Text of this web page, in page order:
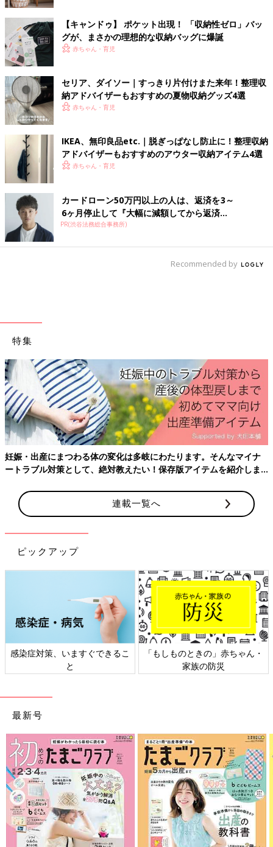
無印良品のワイヤーバスケットにトイレットペーパ
ーを収納！
り、シンプルでおしゃれな収納方法ですね。
イザー厳選。収納アイテムTOP５
インスタグラムのフォロワーが23万人超えの
shiroiro.homeさんは、100均などの身近なお店
で手に入るアイテムで、だれでもマネできるイ
ンテリアや収納を紹介している整理収納アドバ
イザーであり二児のママ。今回はそんな
shiroiro.homeさんに、収納アイテム選びのコ
ツと、お気に入り収納アイテムTOP５を教えて
もらいました！
インスタグラムの投稿より、おしゃれなトイレットペーパー収納
をご紹介しました。100均やニトリの収納アイテムを使えば、素
敵に収納できそうですね。ぜひ、取り入れてみてください。
※記事内容でご紹介している投稿、リンク先は、削除される場合
があります。あらかじめご了承ください。
※記事の内容は記載当時の情報であり、現在と異なる場合があり
【キャンドゥ】 ポケット出現！ 「収納性ゼロ」バッ
グが、まさかの理想的な収納バッグに爆誕
赤ちゃん・育児
セリア、ダイソー｜すっきり片付けまた来年！整理収
納アドバイザーもおすすめの夏物収納グッズ4選
赤ちゃん・育児
IKEA、無印良品etc.｜脱ぎっぱなし防止に！整理収納
アドバイザーもおすすめのアウター収納アイテム4選
赤ちゃん・育児
カードローン50万円以上の人は、返済を3～
6ヶ月停止して『大幅に減額してから返済...
PR(渋谷法務総合事務所)
Recommended by
特集
妊娠・出産にまつわる体の変化は多岐にわたります。そんなマイナ
ートラブル対策として、絶対教えたい！保存版アイテムを紹介しま
連載一覧へ
ピックアップ
感染症対策、いますぐできるこ
と
「もしものときの」赤ちゃん・
家族の防災
最新号